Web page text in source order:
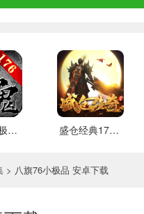
老鬼76小极品合击 推荐 盛仓经典176 安卓下载
> 八旗76小极品 安卓下载